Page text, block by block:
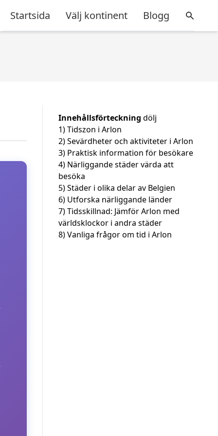
Startsida Välj kontinent Blogg
Innehållsförteckning dölj
1)Tidszon i Arlon
2)Sevärdheter och aktiviteter i Arlon
3) Praktisk information för besökare
4) Närliggande städer värda att
besöka
5)Städer i olika delar av Belgien
6) Utforska närliggande länder
7)Tidsskillnad: Jämför Arlon med
världsklockor i andra städer
8)Vanliga frågor om tid i Arlon